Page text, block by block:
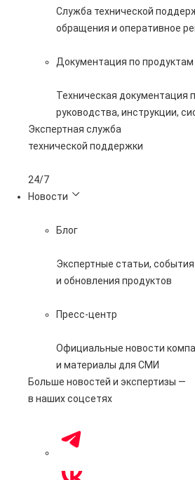
Служба технической
обращения и оперативное
Документация по продуктам
Техническая документация
руководства, инструкции,
Экспертная служба
технической поддержки
24/7
Новости
Блог
Экспертные статьи,
и обновления продуктов
Пресс-центр
Официальные новости
и материалы для СМИ
Больше новостей и экспертизы —
в наших соцсетях